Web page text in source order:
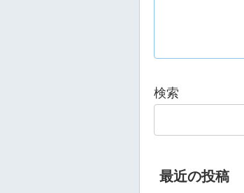
検索
最近の投稿